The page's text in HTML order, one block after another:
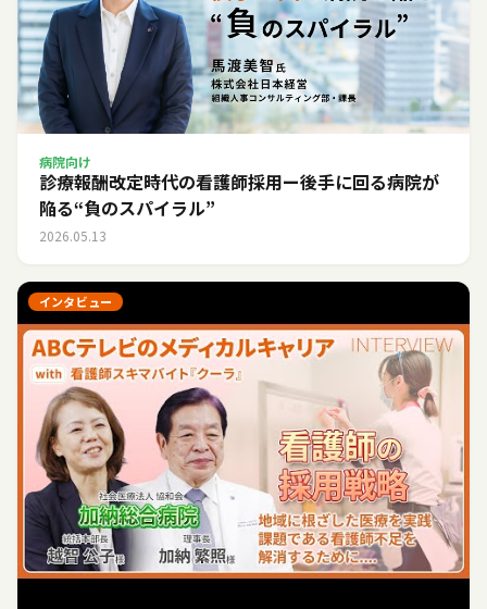
病院向け
診療報酬改定時代の看護師採用ー後手に回る病院が
陥る“負のスパイラル”
2026.05.13
インタビュー